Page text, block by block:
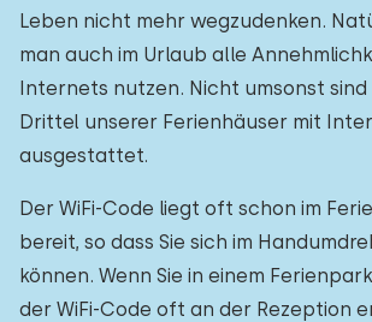
Leben nicht mehr wegzudenken.
man auch im Urlaub alle
Internets nutzen. Nicht umsonst sind
Drittel unserer Ferienhäuser mit
ausgestattet.
Der WiFi-Code liegt oft schon im
bereit, so dass Sie sich im
können. Wenn Sie in einem
der WiFi-Code oft an der Rezeption